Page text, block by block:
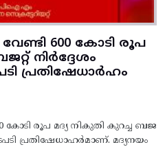
600 കോടി രൂപ
നിര്‍ദ്ദേശം
പ്രതിഷേധാര്‍ഹം
കോടി രൂപ മദ്യ നികുതി കുറച്ച ബജ
പ്രതിഷേധാഹര്‍മാണ്‌. മദ്യനയം